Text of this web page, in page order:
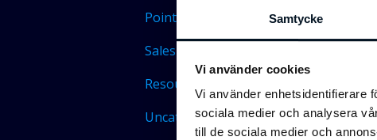
Samtycke
Vi använder cookies
Vi använder enhetsidentifierare
sociala medier och analysera
till de sociala medier och
Point Of Sale
Articles
FAQ
Sales Management
Articles
FAQ
Resource Planner
Articles
Uncategorized